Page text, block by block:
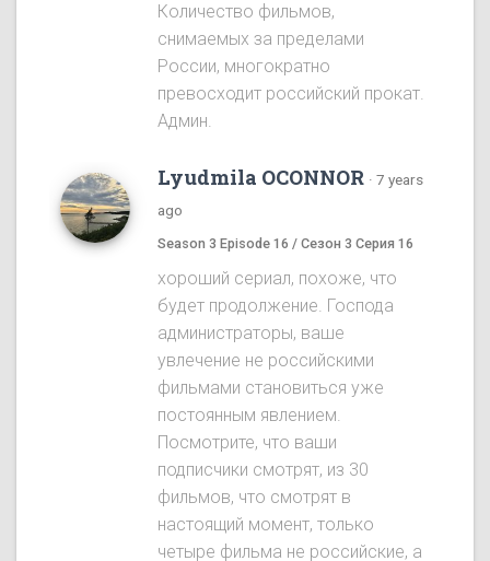
Количество фильмов,
снимаемых за пределами
России, многократно
превосходит российский прокат.
Админ.
Lyudmila OCONNOR · 7 years
ago
Season 3 Episode 16 / Сезон 3 Серия 16
хороший сериал, похоже, что
будет продолжение. Господа
администраторы, ваше
увлечение не российскими
фильмами становиться уже
постоянным явлением.
Посмотрите, что ваши
подписчики смотрят, из 30
фильмов, что смотрят в
настоящий момент, только
четыре фильма не российские, а